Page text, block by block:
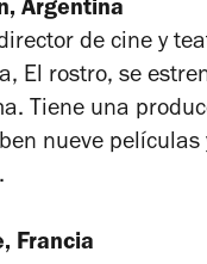
Argentina
de cine y
El rostro, se
Tiene una
nueve películas
Francia